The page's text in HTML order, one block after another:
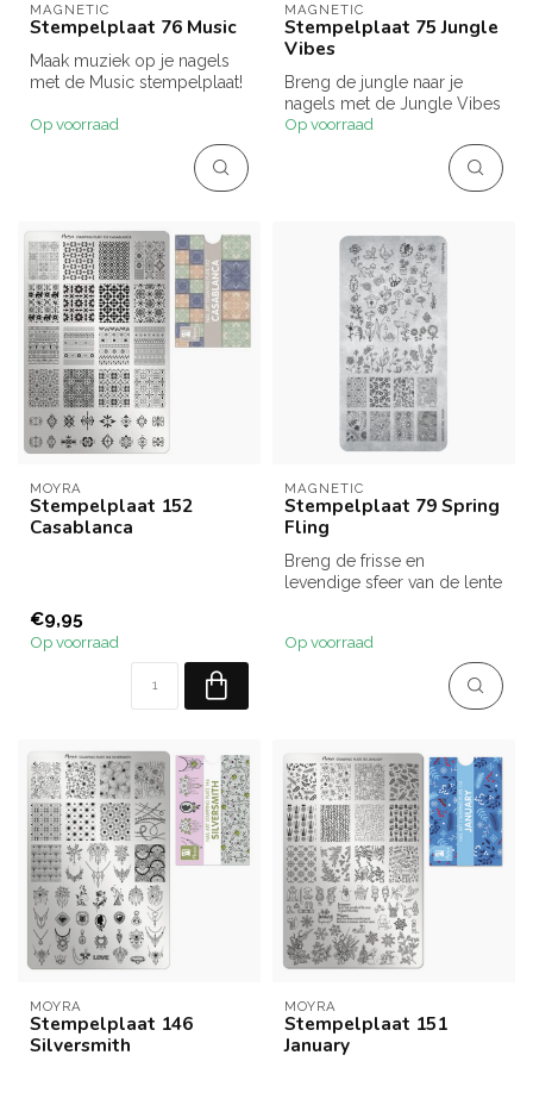
MAGNETIC
Stempelplaat 76 Music
Maak muziek op je nagels
met de Music stempelplaat!
Op voorraad
MAGNETIC
Stempelplaat 75 Jungle
Vibes
Breng de jungle naar je
nagels met de Jungle Vibes
stempelplaat. Exotische
Op voorraad
MOYRA
Stempelplaat 152
Casablanca
€9,95
Op voorraad
MAGNETIC
Stempelplaat 79 Spring
Fling
Breng de frisse en
levendige sfeer van de lente
Op voorraad
MOYRA
Stempelplaat 146
Silversmith
MOYRA
Stempelplaat 151
January